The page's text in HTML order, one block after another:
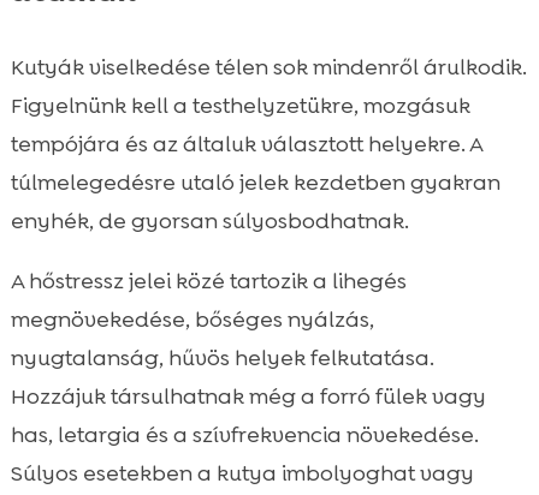
Kutyák viselkedése télen sok mindenről árulkodik.
Figyelnünk kell a testhelyzetükre, mozgásuk
tempójára és az általuk választott helyekre. A
túlmelegedésre utaló jelek kezdetben gyakran
enyhék, de gyorsan súlyosbodhatnak.
A hőstressz jelei közé tartozik a lihegés
megnövekedése, bőséges nyálzás,
nyugtalanság, hűvös helyek felkutatása.
Hozzájuk társulhatnak még a forró fülek vagy
has, letargia és a szívfrekvencia növekedése.
Súlyos esetekben a kutya imbolyoghat vagy